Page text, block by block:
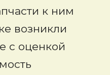
к ним
возникли
с оценкой